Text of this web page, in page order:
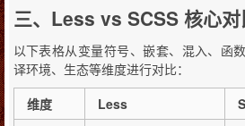
三、Less vs SCSS 核心对
以下表格从变量符号、嵌套、混入、函
译环境、生态等维度进行对比：
维度
Less